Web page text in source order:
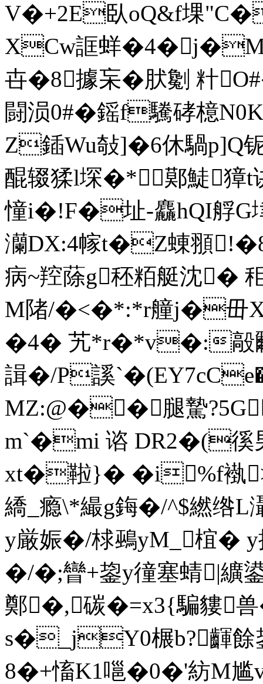
V�+2E臥oQ&f堁
XCw誆蛘
卋�8據杗�肰劖 籵
闘涢0#�鎐f驣硣檍
Z鍤Wu敧]�6休騧p]Q
醌辍猱l堔�*鄚鯐獐t
憧i�!F�址-麤hQI艀G
灡DX:4幏t�Z蝀頨
病~羫蒢g秠粨艇沈�
M陼/�<�*:*r艟j�毌X
�4� 艽*r�*v�:毃覼
諿�/P謑
MZ:@��腿 騺
m`�mi 谘 DR2�(徯男
xt�鞡}� �i%f褹
繑_瘾\*繓g鋂�/^$繎绺L
y厳娠�/梂鵐yM_椬�
�/�;矕+鋆y徸塞蜻|纊
鄭�,碳�=x3{騙貗
s�_jY0榐b?齳餘
8�+慉K1嗈�0�'紡M尴